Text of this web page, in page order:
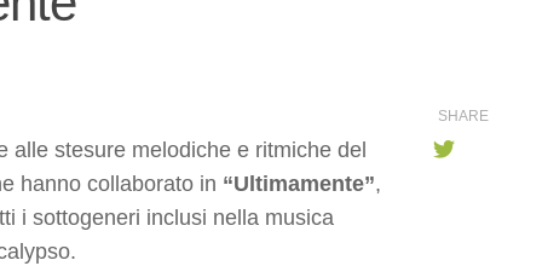
alle stesure melodiche e ritmiche del
hanno collaborato in “Ultimamente”,
i sottogeneri inclusi nella musica
SHARE